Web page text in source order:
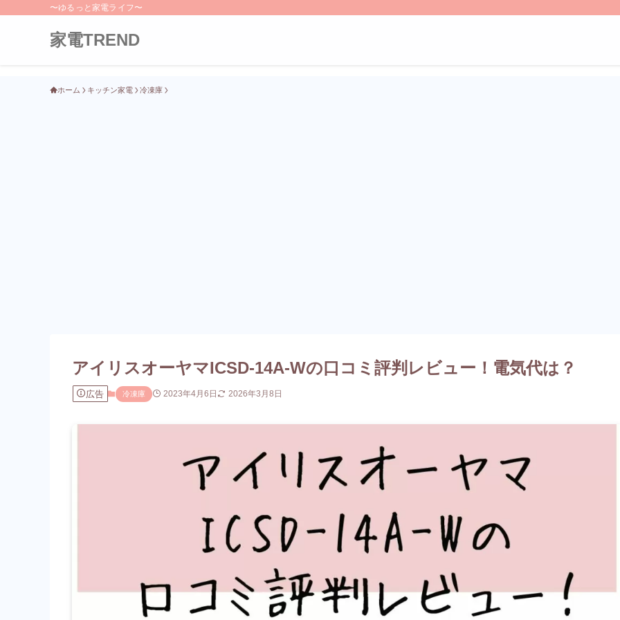
〜ゆるっと家電ライフ〜
家電TREND
ホーム キッチン家電 冷凍庫
アイリスオーヤマICSD-14A-Wの口コミ評判レビュー！電気代は？
広告 冷凍庫 2023年4月6日 2026年3月8日